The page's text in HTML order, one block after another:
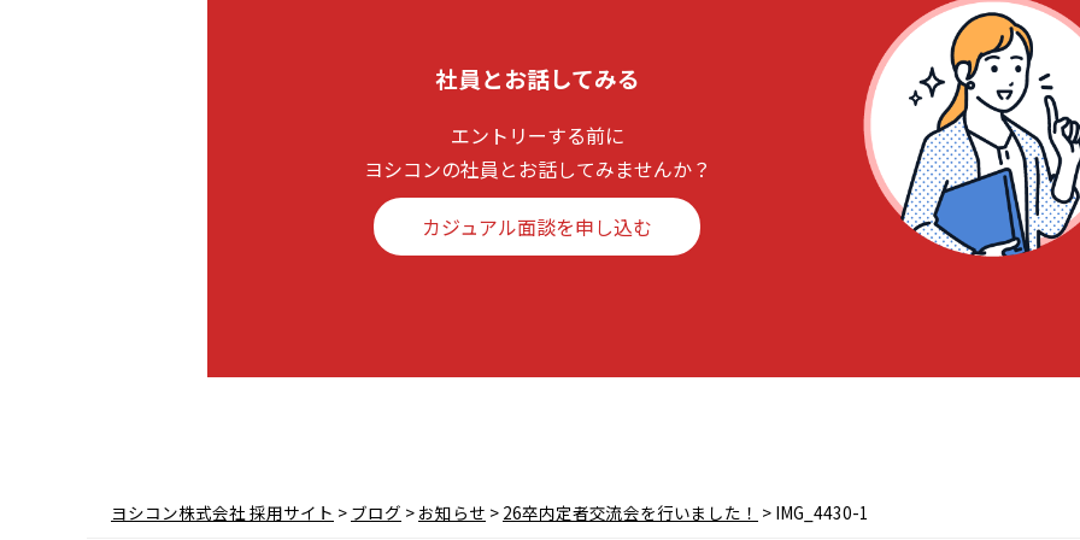
社員とお話してみる
エントリーする前に
ヨシコンの社員とお話してみませんか？
カジュアル面談を申し込む
ヨシコン株式会社 採用サイト > ブログ > お知らせ > 26卒内定者交流会を行いました！ > IMG_4430-1